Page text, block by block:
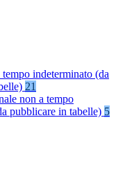
tempo indeterminato (da
21
non a tempo
pubblicare in tabelle) 5